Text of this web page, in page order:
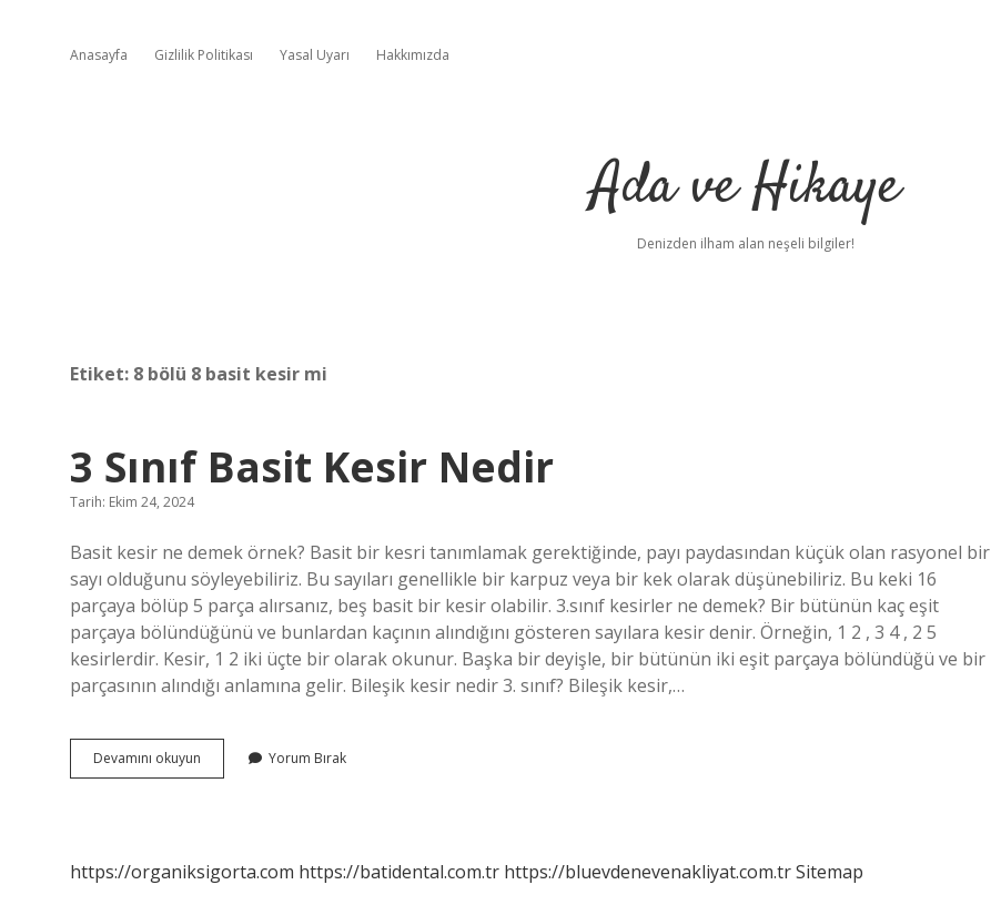
Anasayfa Gizlilik Politikası Yasal Uyarı Hakkımızda
Ada ve Hikaye
Denizden ilham alan neşeli bilgiler!
Etiket: 8 bölü 8 basit kesir mi
3 Sınıf Basit Kesir Nedir
Tarih: Ekim 24, 2024
Basit kesir ne demek örnek? Basit bir kesri tanımlamak gerektiğinde, payı paydasından küçük olan rasyonel bir
sayı olduğunu söyleyebiliriz. Bu sayıları genellikle bir karpuz veya bir kek olarak düşünebiliriz. Bu keki 16
parçaya bölüp 5 parça alırsanız, beş basit bir kesir olabilir. 3.sınıf kesirler ne demek? Bir bütünün kaç eşit
parçaya bölündüğünü ve bunlardan kaçının alındığını gösteren sayılara kesir denir. Örneğin, 1 2 , 3 4 , 2 5
kesirlerdir. Kesir, 1 2 iki üçte bir olarak okunur. Başka bir deyişle, bir bütünün iki eşit parçaya bölündüğü ve bir
parçasının alındığı anlamına gelir. Bileşik kesir nedir 3. sınıf? Bileşik kesir,…
Devamını okuyun
Sınıf
Yorum Bırak
https://organiksigorta.com https://batidental.com.tr https://bluevdenevenakliyat.com.trSitemap